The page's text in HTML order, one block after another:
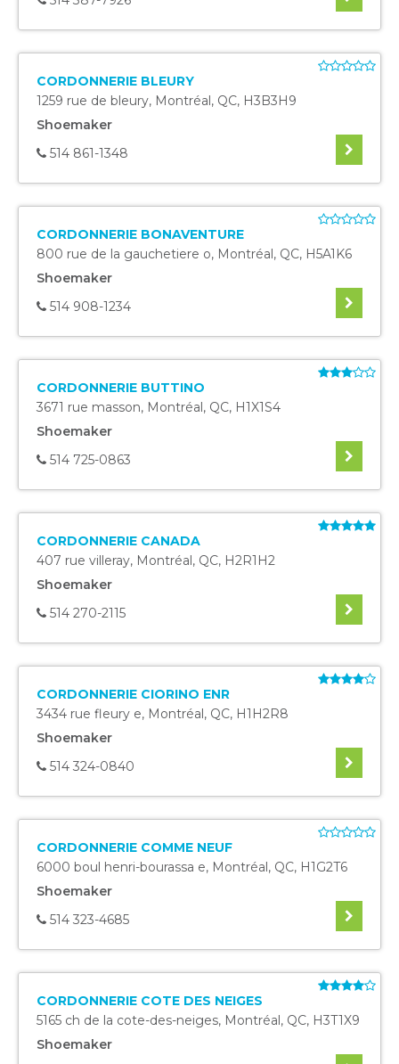
CORDONNERIE BLEURY
1259 rue de bleury, Montréal, QC, H3B3H9
Shoemaker
514 861-1348
CORDONNERIE BONAVENTURE
800 rue de la gauchetiere o, Montréal, QC, H5A1K6
Shoemaker
514 908-1234
CORDONNERIE BUTTINO
3671 rue masson, Montréal, QC, H1X1S4
Shoemaker
514 725-0863
CORDONNERIE CANADA
407 rue villeray, Montréal, QC, H2R1H2
Shoemaker
514 270-2115
CORDONNERIE CIORINO ENR
3434 rue fleury e, Montréal, QC, H1H2R8
Shoemaker
514 324-0840
CORDONNERIE COMME NEUF
6000 boul henri-bourassa e, Montréal, QC, H1G2T6
Shoemaker
514 323-4685
CORDONNERIE COTE DES NEIGES
5165 ch de la cote-des-neiges, Montréal, QC, H3T1X9
Shoemaker